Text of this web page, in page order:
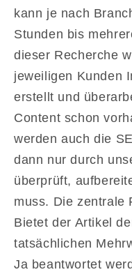
kann je nach
Stunden bis
dieser Recherche
jeweiligen Kunden
erstellt und
Content schon
werden auch die
dann nur durch
überprüft,
muss. Die zentrale
Bietet der Artikel
tatsächlichen
Ja beantwortet